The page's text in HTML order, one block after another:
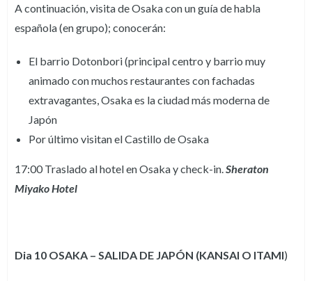
A continuación, visita de Osaka con un guía de habla
española (en grupo); conocerán:
El barrio Dotonbori (principal centro y barrio muy
animado con muchos restaurantes con fachadas
extravagantes, Osaka es la ciudad más moderna de
Japón
Por último visitan el Castillo de Osaka
17:00 Traslado al hotel en Osaka y check-in.Sheraton
Miyako Hotel
Dia 10 OSAKA – SALIDA DE JAPÓN (KANSAI O ITAMI)